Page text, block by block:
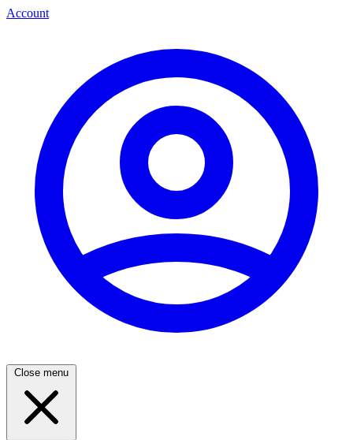
Account
Close menu